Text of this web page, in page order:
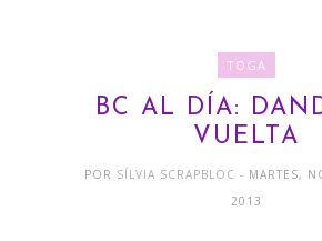
TOGA
BC AL DÍA:
VUELTA
POR SÍLVIA SCRAPBLOC- MARTES,
2013